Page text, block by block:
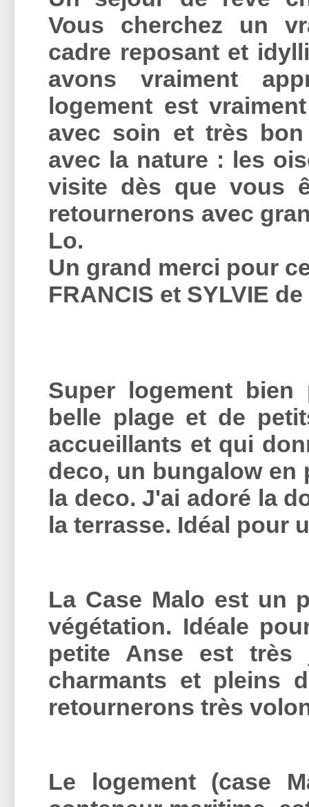
Vous cherchez un
cadre reposant et
avons vraiment
logement est
avec soin et très
avec la nature : les
visite dès que vous
retournerons avec
Lo.
Un grand merci pour
FRANCIS et SYLVIE
Super logement
belle plage et de
accueillants et qui
deco, un bungalow en
la deco. J'ai adoré la
la terrasse. Idéal pour
La Case Malo est un
végétation. Idéale
petite Anse est très
charmants et pleins
retournerons très
Le logement (case